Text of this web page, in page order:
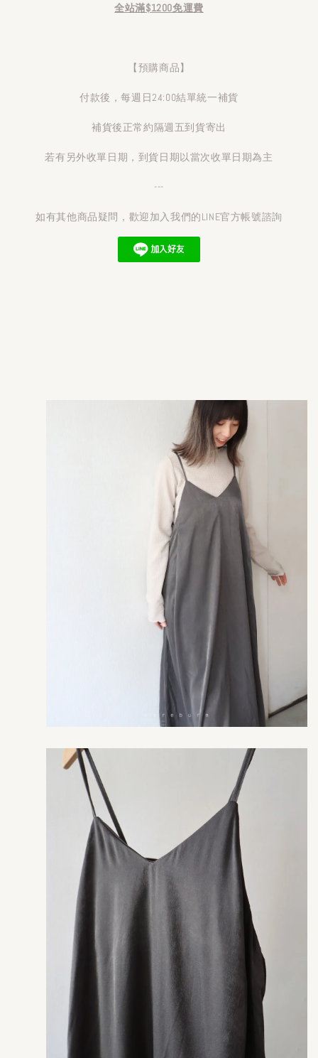
全站滿$1200免運費
【預購商品】
付款後，每週日24:00結單統一補貨
補貨後正常約隔週五到貨寄出
若有另外收單日期，到貨日期以當次收單日期為主
---
如有其他商品疑問，歡迎加入我們的LINE官方帳號諮詢